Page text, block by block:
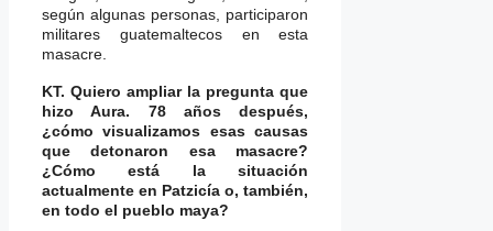
según algunas personas, participaron
militares guatemaltecos en esta
masacre.
KT. Quiero ampliar la pregunta que
hizo Aura. 78 años después,
¿cómo visualizamos esas causas
que detonaron esa masacre?
¿Cómo está la situación
actualmente en Patzicía o, también,
en todo el pueblo maya?